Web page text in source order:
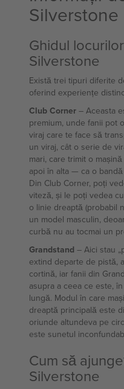
Silverstone
Ghidul
Silverstone
Există trei tipuri diferite
oferind experiențe
Club Corner – Aceasta
premium, unde fanii pot
viraj care te face să
un viraj, cât o serie de
mari, care trimit o
apoi în alta — ca o
Din Club Corner, poți
viteză, și le poți vedea
o linie dreaptă (probabil
un model masculin,
curbă nu au tocmai un
Grandstand – Aici stau
extind departe de pistă,
cortină, iar fanii din
asupra a ceea ce este,
lungă. Modul în care
dreaptă principală este
oriunde altundeva pe
este sunetul
Cum să
Silverstone